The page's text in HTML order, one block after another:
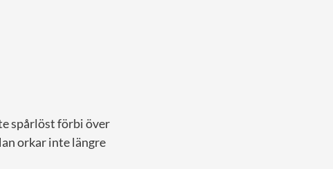
spårlöst förbi över
orkar inte längre